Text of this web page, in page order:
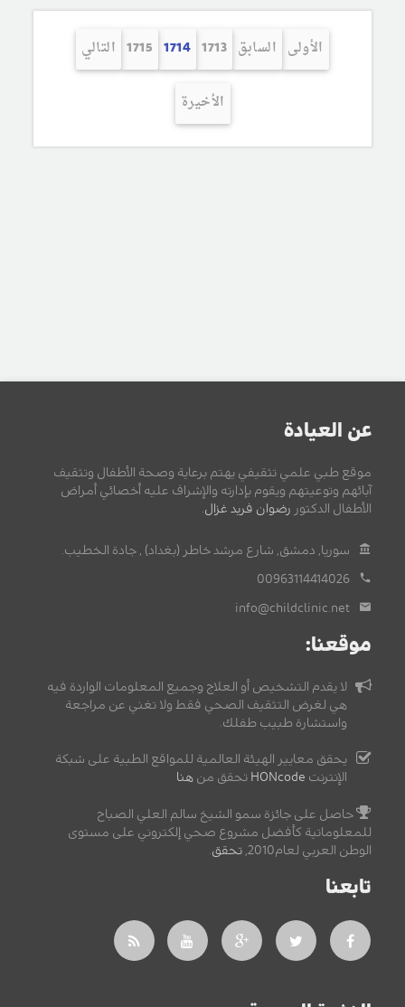
الأولى السابق 1713
1714
1715 التالي
الأخيرة
عن العيادة
موقع طبي علمي تثقيفي يهتم برعاية وصحة الأطفال وتثقيف
آبائهم وتوعيتهم ويقوم بإدارته والإشراف عليه أخصائي أمراض
الأطفال الدكتور رضوان فريد غزال
سوريا, دمشق, شارع مرشد خاطر (بغداد) , جادة الخطيب.
00963114414026
info@childclinic.net
موقعنا:
لا يقدم التشخيص أو العلاج وجميع المعلومات الواردة فيه
هي لغرض التثقيف الصحي فقط ولا تغني عن مراجعة
واستشارة طبيب طفلك.
يحقق معايير الهيئة العالمية للمواقع الطبية على شبكة
الإنترنت HONcode تحقق من هنا
حاصل على جائزة سمو الشيخ سالم العلي الصباح
للمعلوماتية كأفضل مشروع صحي إلكتروني على مستوى
الوطن العربي لعام2010,
تحقق
تابعنا